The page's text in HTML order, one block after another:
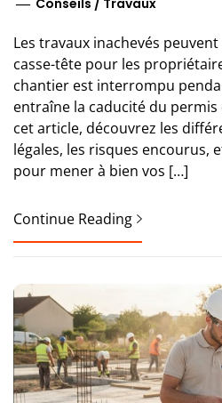
Les travaux inachevés
casse-tête pour les
chantier est interrompu
entraîne la caducité du
cet article, découvrez les
légales, les risques encourus,
pour mener à bien vos […]
Continue Reading